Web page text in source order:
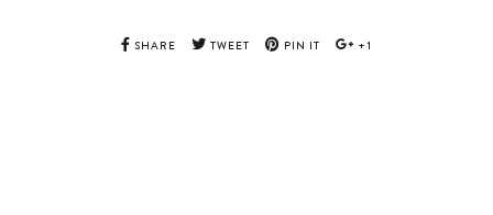
SHARE TWEET PIN IT +1